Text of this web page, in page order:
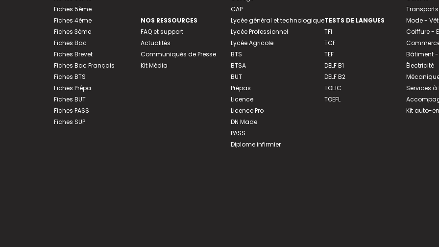
Fiches 5ème
Fiches 4ème
Fiches 3ème
Fiches Bac
Fiches Brevet
Fiches Bac Français
Fiches BTS
Fiches Prépa
Fiches BUT
Fiches PASS
Fiches SUP
NOS RESSOURCES
FAQ et support
Actualités
Communiqués de Presse
Kit Média
CAP
Lycée général et technologique
Lycée Professionnel
Lycée Agricole
BTS
BTSA
BUT
Prépas
Licence
Licence Pro
DN Made
PASS
Diplome infirmier
TESTS DE LANGUES
TFI
TCF
TEF
DELF B1
DELF B2
TOEIC
TOEFL
Transports
Mode -
Coiffure -
Bâtiment
Électricité
Services
Kit auto-